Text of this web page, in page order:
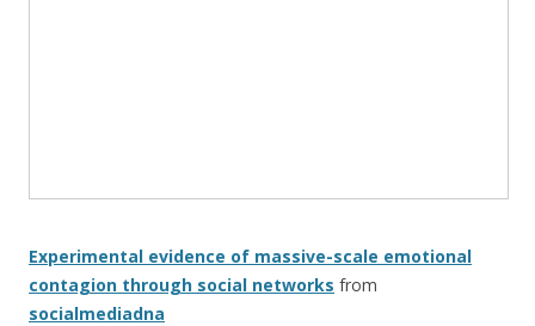
Experimental evidence of massive-scale emotional
contagion through social networks from
socialmediadna